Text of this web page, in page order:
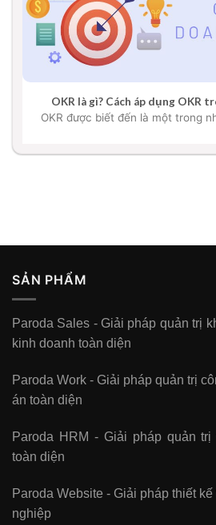
OKR là gì? Cách áp dụng OKR
OKR được biết đến là một trong
SẢN PHẨM
Paroda Sales - Giải pháp quản trị
kinh doanh toàn diện
Paroda Work - Giải pháp quản trị
án toàn diện
Paroda HRM - Giải pháp quản
toàn diện
Paroda Website - Giải pháp thiết
nghiệp